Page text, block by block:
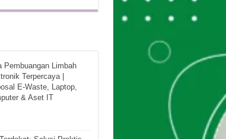
Pembuangan Limbah
Terpercaya |
E-Waste, Laptop,
& Aset IT